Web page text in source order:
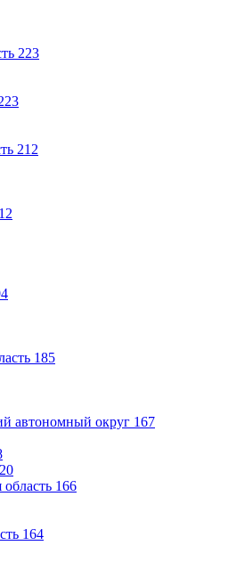
223
212
185
автономный округ 167
20
166
164